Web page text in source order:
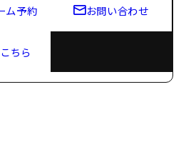
ム予約 お問い合わせ
ちら